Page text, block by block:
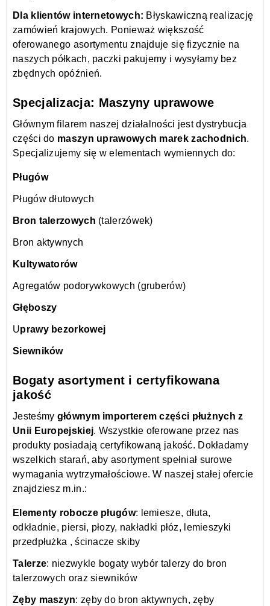
Dla klientów internetowych: Błyskawiczną realizację
zamówień krajowych. Ponieważ większość
oferowanego asortymentu znajduje się fizycznie na
naszych półkach, paczki pakujemy i wysyłamy bez
zbędnych opóźnień.
Specjalizacja: Maszyny uprawowe
Głównym filarem naszej działalności jest dystrybucja
części do maszyn uprawowych marek zachodnich.
Specjalizujemy się w elementach wymiennych do:
Pługów
Pługów dłutowych
Bron talerzowych (talerzówek)
Bron aktywnych
Kultywatorów
Agregatów podorywkowych (gruberów)
Głęboszy
Uprawy bezorkowej
Siewników
Bogaty asortyment i certyfikowana
jakość
Jesteśmy głównym importerem części płużnych z
Unii Europejskiej. Wszystkie oferowane przez nas
produkty posiadają certyfikowaną jakość. Dokładamy
wszelkich starań, aby asortyment spełniał surowe
wymagania wytrzymałościowe. W naszej stałej ofercie
znajdziesz m.in.:
Elementy robocze pługów: lemiesze, dłuta,
odkładnie, piersi, płozy, nakładki płóz, lemieszyki
przedpłużka , ścinacze skiby
Talerze: niezwykle bogaty wybór talerzy do bron
talerzowych oraz siewników
Zęby maszyn: zęby do bron aktywnych, zęby